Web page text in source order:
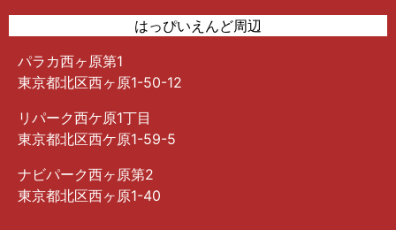
はっぴいえんど周辺
パラカ西ヶ原第1
東京都北区西ヶ原1-50-12
リパーク西ケ原1丁目
東京都北区西ケ原1-59-5
ナビパーク西ヶ原第2
東京都北区西ヶ原1-40